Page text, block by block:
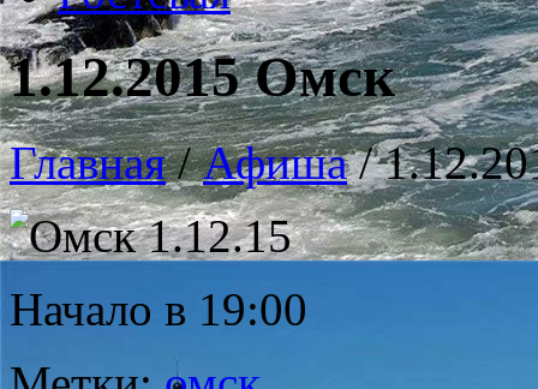
1.12.2015 Омск
Главная/Афиша/
Начало в 19:00